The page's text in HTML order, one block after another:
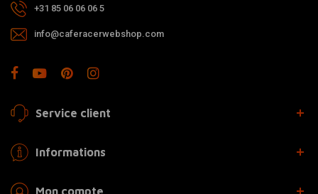
+31 85 06 06 06 5
info@caferacerwebshop.com
Service client
Informations
Mon compte